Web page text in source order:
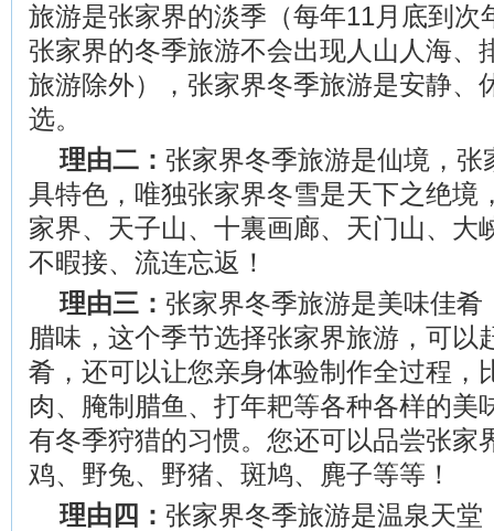
旅游是张家界的淡季（每年11月底到次
张家界的冬季旅游不会出现人山人海、
旅游除外），张家界冬季旅游是安静、
选。
理由二：张家界冬季旅游是仙境，张
具特色，唯独张家界冬雪是天下之绝境
家界、天子山、十裏画廊、天门山、大
不暇接、流连忘返！
理由三：张家界冬季旅游是美味佳肴
腊味，这个季节选择张家界旅游，可以
肴，还可以让您亲身体验制作全过程，
肉、腌制腊鱼、打年耙等各种各样的美
有冬季狩猎的习惯。您还可以品尝张家
鸡、野兔、野猪、斑鸠、麂子等等！
理由四：张家界冬季旅游是温泉天堂